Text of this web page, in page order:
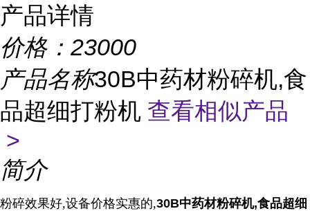
产品详情
价格： 23000
产品名称30B中药材粉碎机,食
品超细打粉机 查看相似产品
>
简介
粉碎效果好,设备价格实惠的,30B中药材粉碎机,食品超细